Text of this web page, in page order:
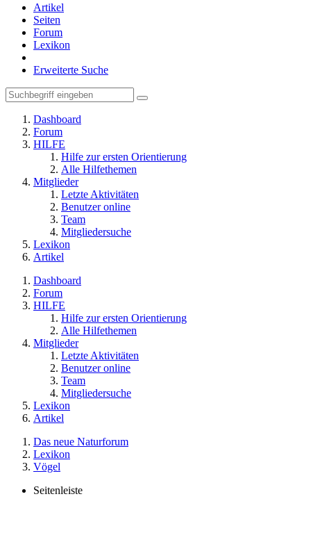
Artikel
Seiten
Forum
Lexikon
Erweiterte Suche
Dashboard
Forum
HILFE
Hilfe zur ersten Orientierung
Alle Hilfethemen
Mitglieder
Letzte Aktivitäten
Benutzer online
Team
Mitgliedersuche
Lexikon
Artikel
Dashboard
Forum
HILFE
Hilfe zur ersten Orientierung
Alle Hilfethemen
Mitglieder
Letzte Aktivitäten
Benutzer online
Team
Mitgliedersuche
Lexikon
Artikel
Das neue Naturforum
Lexikon
Vögel
Seitenleiste